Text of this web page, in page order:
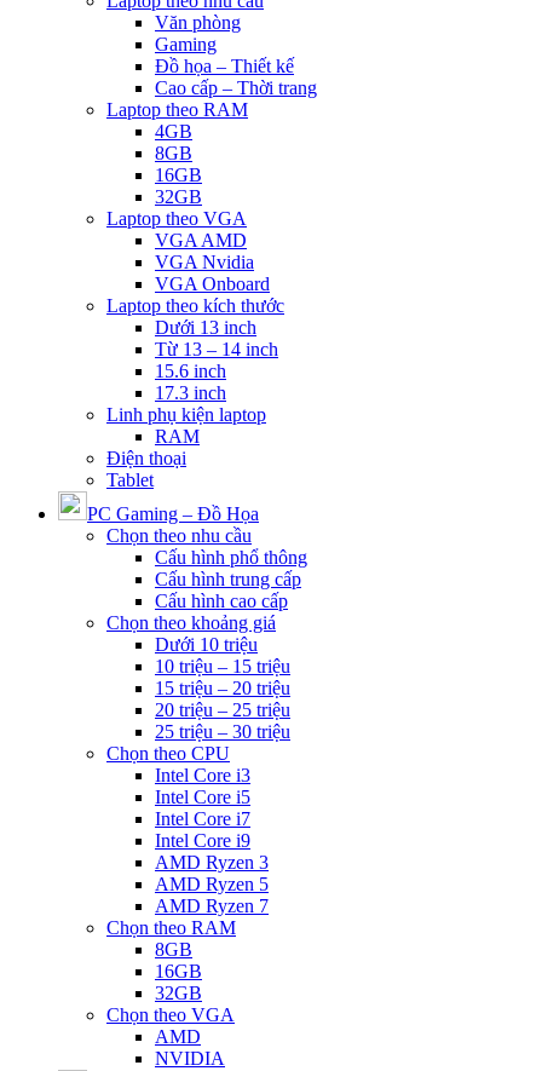
Văn phòng
Gaming
Đồ họa – Thiết kế
Cao cấp – Thời trang
Laptop theo RAM
4GB
8GB
16GB
32GB
Laptop theo VGA
VGA AMD
VGA Nvidia
VGA Onboard
Laptop theo kích thước
Dưới 13 inch
Từ 13 – 14 inch
15.6 inch
17.3 inch
Linh phụ kiện laptop
RAM
Điện thoại
Tablet
PC Gaming – Đồ Họa
Chọn theo nhu cầu
Cấu hình phổ thông
Cấu hình trung cấp
Cấu hình cao cấp
Chọn theo khoảng giá
Dưới 10 triệu
10 triệu – 15 triệu
15 triệu – 20 triệu
20 triệu – 25 triệu
25 triệu – 30 triệu
Chọn theo CPU
Intel Core i3
Intel Core i5
Intel Core i7
Intel Core i9
AMD Ryzen 3
AMD Ryzen 5
AMD Ryzen 7
Chọn theo RAM
8GB
16GB
32GB
Chọn theo VGA
AMD
NVIDIA